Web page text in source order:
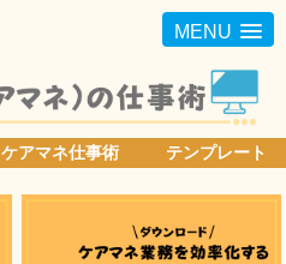
MENU
ケアマネ仕事術 テンプレート